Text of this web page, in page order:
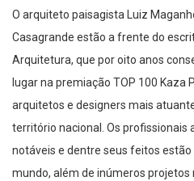
O arquiteto paisagista Luiz
Casagrande estão a frente do
Arquitetura, que por oito anos
lugar na premiação TOP 100 Kaza
arquitetos e designers mais
território nacional. Os profissionais
notáveis e dentre seus feitos
mundo, além de inúmeros